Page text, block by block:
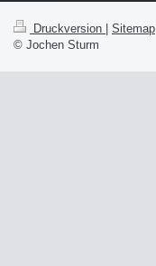
Druckversion
Sitemap
© Jochen Sturm